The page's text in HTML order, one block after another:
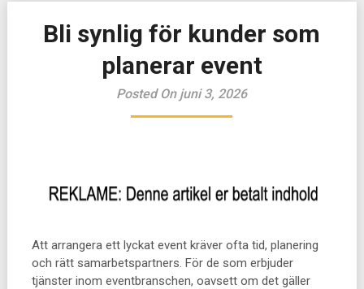
Bli synlig för kunder som
planerar event
Posted On juni 3, 2026
Att arrangera ett lyckat event kräver ofta tid, planering
och rätt samarbetspartners. För de som erbjuder
tjänster inom eventbranschen, oavsett om det gäller